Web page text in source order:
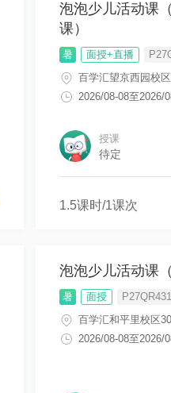
泡泡少儿活动课
课）
暑 面授+直播
百学汇望京西园校
2026/08-08至2026/
授课
待定
1.5课时/1课次
泡泡少儿活动课
暑 面授
百学汇和平里校区
2026/08-08至2026/